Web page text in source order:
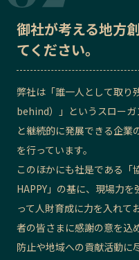
御社が考える地方
てください。
弊社は「誰一人として取
behind）」というスロー
と継続的に発展できる企業
を行っています。
このほかにも社是である「
HAPPY」の基に、現場力
って人財育成に力を入れて
者の皆さまに感謝の意を込
防止や地域への貢献活動に